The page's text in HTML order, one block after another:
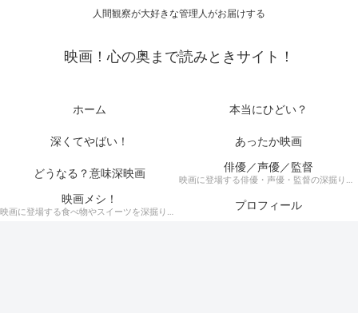
人間観察が大好きな管理人がお届けする
映画！心の奥まで読みときサイト！
ホーム 本当にひどい？
深くてやばい！ あったか映画
どうなる？意味深映画 俳優／声優／監督
映画に登場する俳優・声優・監督の深掘りまとめ記事！
映画メシ！
映画に登場する食べ物やスイーツを深掘り考察！ プロフィール